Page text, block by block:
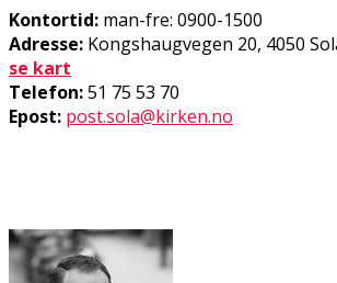
Kontortid: man-fre: 0900-1500
Adresse: Kongshaugvegen 20, 4050
se kart
Telefon:51 75 53 70
Epost: post.sola@kirken.no